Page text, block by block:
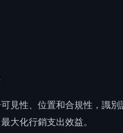
見性、位置和合規性，識別
大化行銷支出效益。